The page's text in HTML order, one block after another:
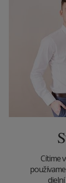
Cítime